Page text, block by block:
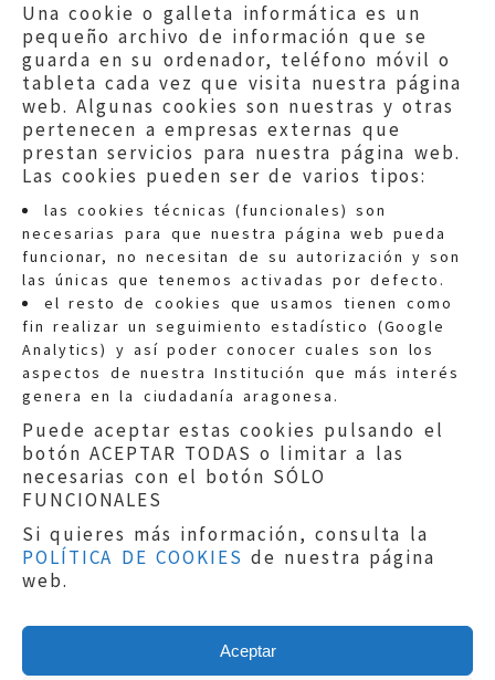
Una cookie o galleta informática es un
pequeño archivo de información que se
guarda en su ordenador, teléfono móvil o
tableta cada vez que visita nuestra página
web. Algunas cookies son nuestras y otras
pertenecen a empresas externas que
prestan servicios para nuestra página web.
Las cookies pueden ser de varios tipos:
las cookies técnicas (funcionales) son
necesarias para que nuestra página web pueda
funcionar, no necesitan de su autorización y son
las únicas que tenemos activadas por defecto.
el resto de cookies que usamos tienen como
fin realizar un seguimiento estadístico (Google
Analytics) y así poder conocer cuales son los
aspectos de nuestra Institución que más interés
genera en la ciudadanía aragonesa.
Puede aceptar estas cookies pulsando el
botón ACEPTAR TODAS o limitar a las
necesarias con el botón SÓLO
FUNCIONALES
Si quieres más información, consulta la
POLÍTICA DE COOKIES de nuestra página
web.
Aceptar
Quejas:quejas@eljusticiadearagon.es
Información general:
informacion@eljusticiadearagon.es
Teléfonos:900 210 210/
Aviso legal|Política de privacidad|
Protección de Datos
Política de cookies